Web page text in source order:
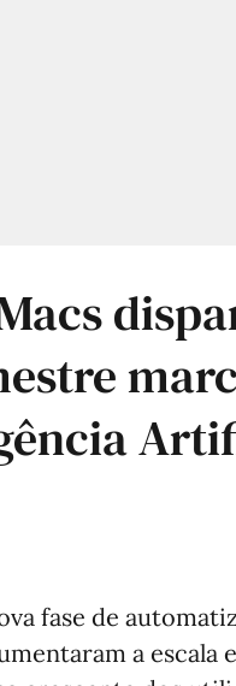
fase de
a escala